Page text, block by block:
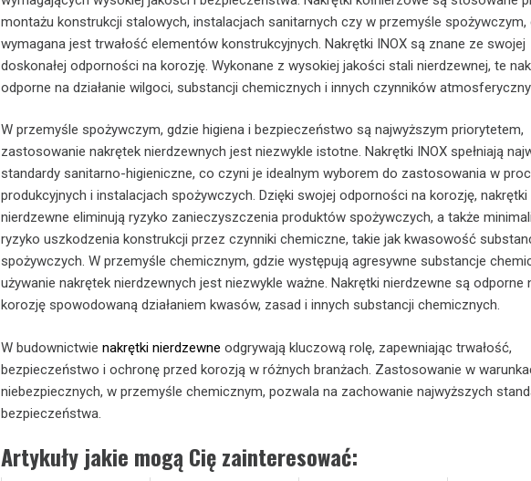
montażu konstrukcji stalowych, instalacjach sanitarnych czy w przemyśle spożywczym,
wymagana jest trwałość elementów konstrukcyjnych. Nakrętki INOX są znane ze swojej
doskonałej odporności na korozję. Wykonane z wysokiej jakości stali nierdzewnej, te
odporne na działanie wilgoci, substancji chemicznych i innych czynników
W przemyśle spożywczym, gdzie higiena i bezpieczeństwo są najwyższym priorytetem,
zastosowanie nakrętek nierdzewnych jest niezwykle istotne. Nakrętki INOX spełniają
standardy sanitarno-higieniczne, co czyni je idealnym wyborem do zastosowania w
produkcyjnych i instalacjach spożywczych. Dzięki swojej odporności na korozję, nakrętki
nierdzewne eliminują ryzyko zanieczyszczenia produktów spożywczych, a także
ryzyko uszkodzenia konstrukcji przez czynniki chemiczne, takie jak kwasowość
spożywczych. W przemyśle chemicznym, gdzie występują agresywne substancje
używanie nakrętek nierdzewnych jest niezwykle ważne. Nakrętki nierdzewne są odporne
korozję spowodowaną działaniem kwasów, zasad i innych substancji chemicznych.
W budownictwie nakrętki nierdzewne odgrywają kluczową rolę, zapewniając trwałość,
bezpieczeństwo i ochronę przed korozją w różnych branżach. Zastosowanie w
niebezpiecznych, w przemyśle chemicznym, pozwala na zachowanie najwyższych
bezpieczeństwa.
Artykuły jakie mogą Cię zainteresować: